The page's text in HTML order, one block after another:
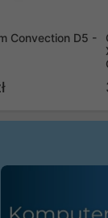
Convection D5 -